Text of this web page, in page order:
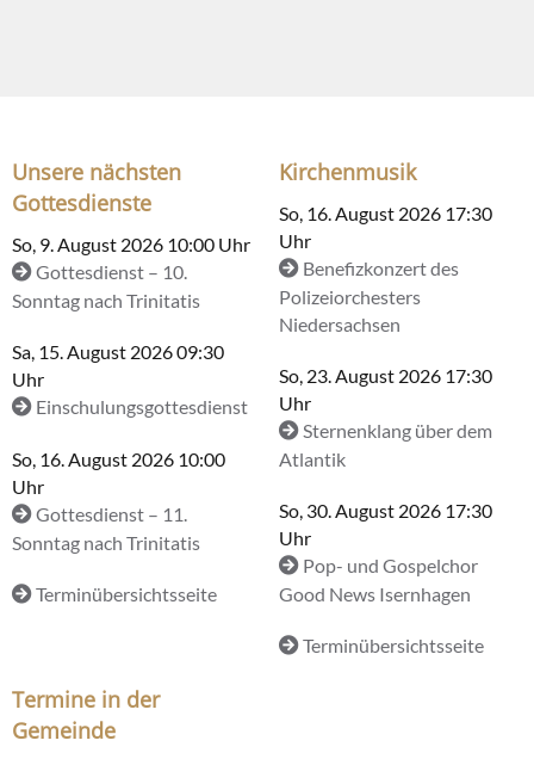
Unsere nächsten
Gottesdienste
So, 9. August 2026 10:00 Uhr
Gottesdienst – 10.
Sonntag nach Trinitatis
Sa, 15. August 2026 09:30
Uhr
Einschulungsgottesdienst
So, 16. August 2026 10:00
Uhr
Gottesdienst – 11.
Sonntag nach Trinitatis
Terminübersichtsseite
Kirchenmusik
So, 16. August 2026 17:30
Uhr
Benefizkonzert des
Polizeiorchesters
Niedersachsen
So, 23. August 2026 17:30
Uhr
Sternenklang über dem
Atlantik
So, 30. August 2026 17:30
Uhr
Pop- und Gospelchor
Good News Isernhagen
Terminübersichtsseite
Termine in der
Gemeinde